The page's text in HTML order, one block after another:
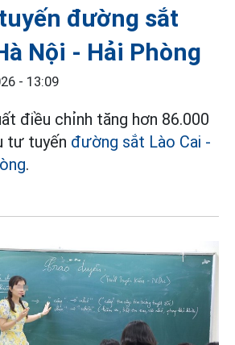
đường sắt
Nội - Hải Phòng
- 13:09
điều chỉnh tăng hơn 86.000
tư tuyến đường sắt Lào Cai -
.